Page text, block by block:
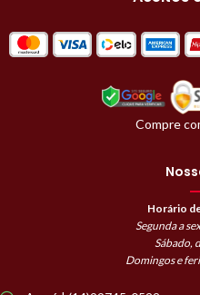
Compre
Horário
Segunda a
Sábado,
Domingos e